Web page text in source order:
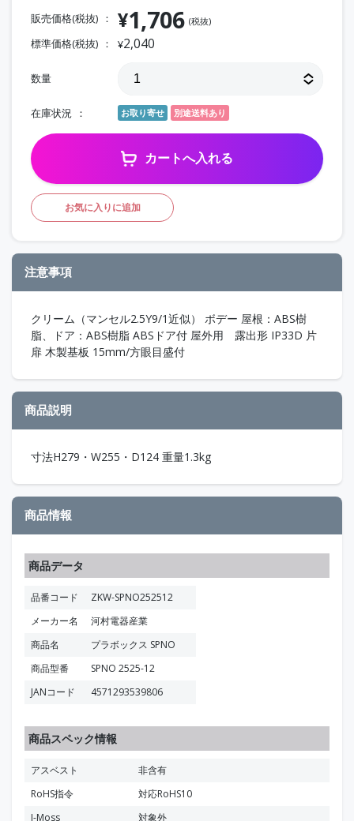
販売価格(税抜) ¥1,706 (税抜)
標準価格(税抜) ¥2,040
数量
在庫状況 お取り寄せ 別途送料あり
カートへ入れる
お気に入りに追加
注意事項
クリーム（マンセル2.5Y9/1近似） ボデー 屋根：ABS樹
脂、ドア：ABS樹脂 ABSドア付 屋外用 露出形 IP33D 片
扉 木製基板 15mm/方眼目盛付
商品説明
寸法H279・W255・D124 重量1.3kg
商品情報
商品データ
品番コード
ZKW-SPNO252512
メーカー名
河村電器産業
商品名
プラボックス SPNO
商品型番
SPNO 2525-12
JANコード
4571293539806
商品スペック情報
アスベスト
非含有
RoHS指令
対応RoHS10
J-Moss
対象外